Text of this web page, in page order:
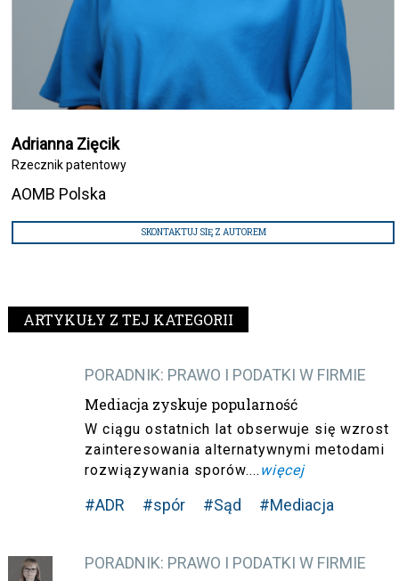
Adrianna Zięcik
Rzecznik patentowy
AOMB Polska
SKONTAKTUJ SIĘ Z AUTOREM
ARTYKUŁY Z TEJ KATEGORII
PORADNIK: PRAWO I PODATKI W FIRMIE
Mediacja zyskuje popularność
W ciągu ostatnich lat obserwuje się wzrost
zainteresowania alternatywnymi metodami
rozwiązywania sporów.... więcej
#ADR #spór #Sąd #Mediacja
PORADNIK: PRAWO I PODATKI W FIRMIE